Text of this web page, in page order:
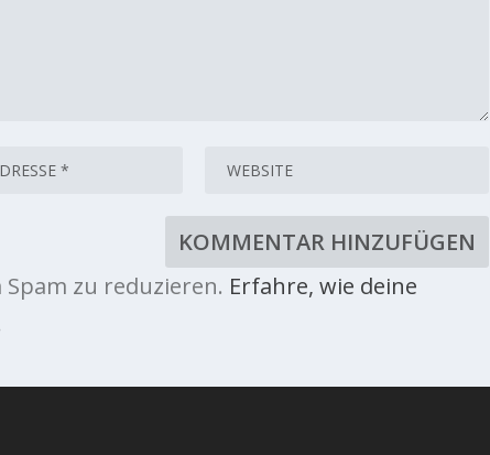
zu reduzieren. Erfahre, wie deine